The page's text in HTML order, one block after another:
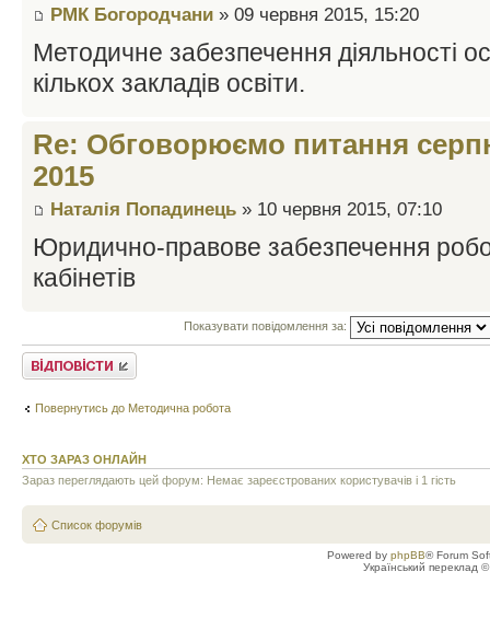
РМК Богородчани » 09 червня 2015, 15:20
Методичне забезпечення діяльності
кількох закладів освіти.
Re: Обговорюємо питання
2015
Наталія Попадинець » 10 червня 2015, 07:10
Юридично-правове забезпечення
кабінетів
Показувати повідомлення за:
Відповісти
Повернутись до Методична робота
ХТО ЗАРАЗ ОНЛАЙН
Зараз переглядають цей форум: Немає зареєстрованих користувачів і 1 гість
Список форумів
Powered by phpBB® Forum
Український переклад